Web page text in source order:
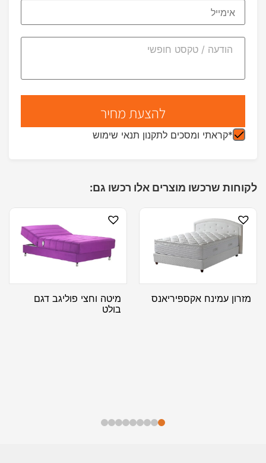
*קראתי ומסכים לתקנון תנאי שימוש
לקוחות שרכשו מוצרים אלו רכשו גם:
מזרון עמינח אקספיריאנס
מיטה וחצי פוליגב דגם
בולט